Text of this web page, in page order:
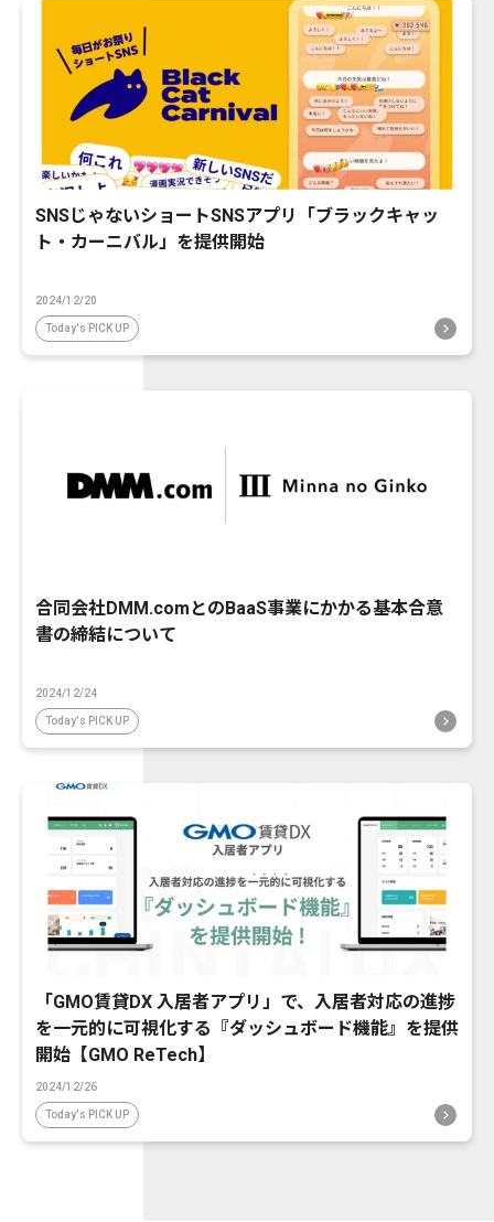
SNSじゃないショートSNSアプリ「ブラックキャッ
ト・カーニバル」を提供開始
2024/12/20
Today's PICK UP
合同会社DMM.comとのBaaS事業にかかる基本合意
書の締結について
2024/12/24
Today's PICK UP
「GMO賃貸DX 入居者アプリ」で、入居者対応の進捗
を一元的に可視化する『ダッシュボード機能』を提供
開始【GMO ReTech】
2024/12/26
Today's PICK UP